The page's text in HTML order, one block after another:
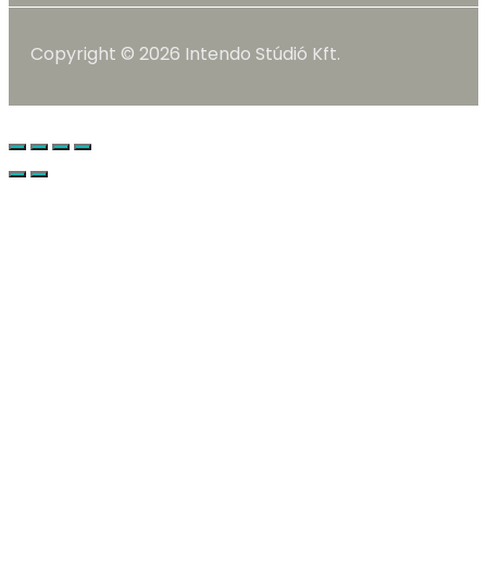
Copyright © 2026 Intendo Stúdió Kft.